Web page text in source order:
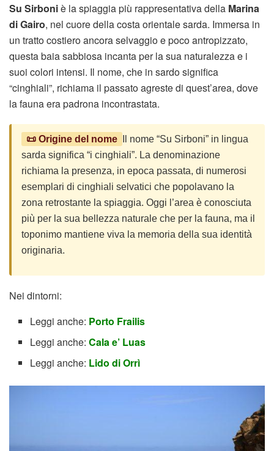
Su Sirboniè la spiaggia più rappresentativa della Marina
di Gairo, nel cuore della costa orientale sarda. Immersa in
un tratto costiero ancora selvaggio e poco antropizzato,
questa baia sabbiosa incanta per la sua naturalezza e i
suoi colori intensi. Il nome, che in sardo significa
“cinghiali”, richiama il passato agreste di quest’area, dove
la fauna era padrona incontrastata.
📜 Origine del nome
Il nome “Su Sirboni” in lingua
sarda significa “i cinghiali”. La denominazione
richiama la presenza, in epoca passata, di numerosi
esemplari di cinghiali selvatici che popolavano la
zona retrostante la spiaggia. Oggi l’area è conosciuta
più per la sua bellezza naturale che per la fauna, ma il
toponimo mantiene viva la memoria della sua identità
originaria.
Nei dintorni:
Leggi anche: Porto Frailis
Leggi anche:Cala e’ Luas
Leggi anche: Lido di Orrì